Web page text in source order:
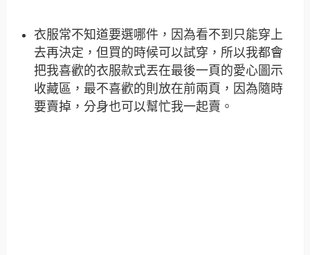
衣服常不知道要選哪件，因為看不到只能穿上
去再決定，但買的時候可以試穿，所以我都會
把我喜歡的衣服款式丟在最後一頁的愛心圖示
收藏區，最不喜歡的則放在前兩頁，因為隨時
要賣掉，分身也可以幫忙我一起賣。